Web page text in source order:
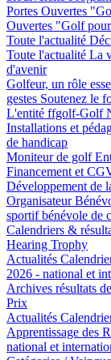
Portes Ouvertes
Ouvertes "Golf
Toute l'actualité
Toute l'actualité La
d'avenir
Golfeur, un rôle
gestes Soutenez le
L'entité ffgolf-Golf
Installations et
de handicap
Moniteur de golf
Financement et
Développement de
Organisateur
sportif bénévole de
Calendriers &
Hearing Trophy
Actualités
2026 - national et
Archives résultats
Prix
Actualités
Apprentissage des
national et